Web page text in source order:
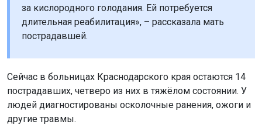
за кислородного голодания. Ей потребуется
длительная реабилитация», – рассказала мать
пострадавшей.
Сейчас в больницах Краснодарского края остаются 14
пострадавших, четверо из них в тяжёлом состоянии. У
людей диагностированы осколочные ранения, ожоги и
другие травмы.